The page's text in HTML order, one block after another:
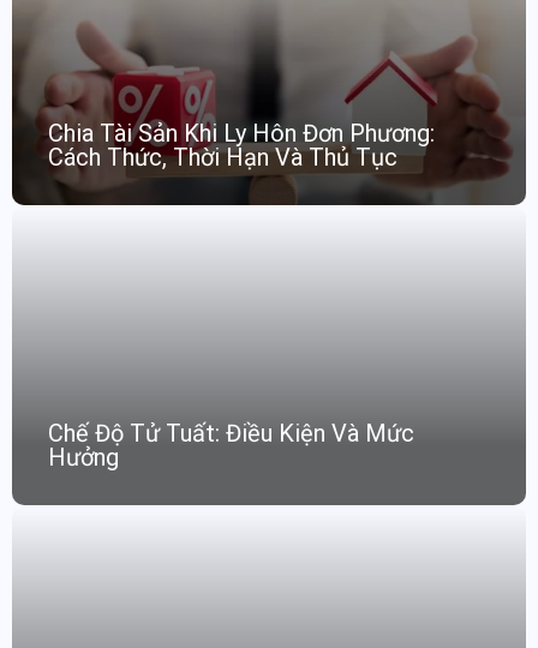
Chia Tài Sản Khi Ly Hôn Đơn Phương:
Cách Thức, Thời Hạn Và Thủ Tục
Chế Độ Tử Tuất: Điều Kiện Và Mức
Hưởng